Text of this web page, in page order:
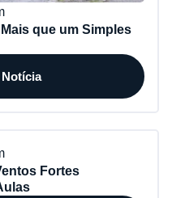
que um Simples
Fortes